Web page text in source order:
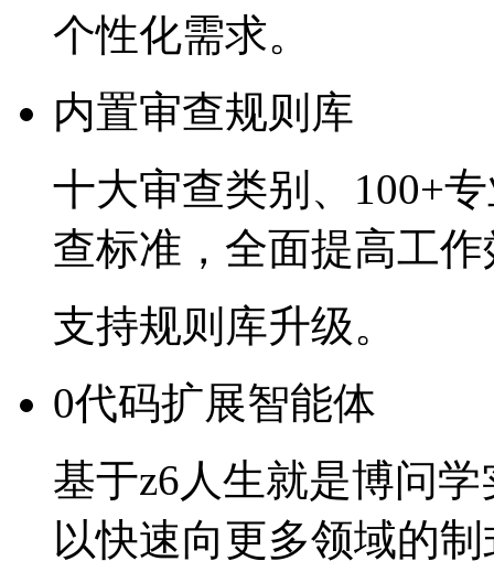
个性化需求。
内置审查规则库
十大审查类别、 100+
查标准，全面提高工
支持规则库升级。
0代码扩展智能体
基于z6人生就是博问
以快速向更多领域的